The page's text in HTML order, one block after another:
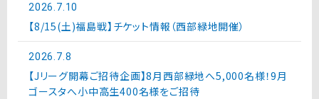
2026.7.10
【8/15(土)福島戦】チケット情報（西部緑地開催）
2026.7.8
【Jリーグ開幕ご招待企画】8月西部緑地へ5,000名様！9月
ゴースタへ小中高生400名様をご招待